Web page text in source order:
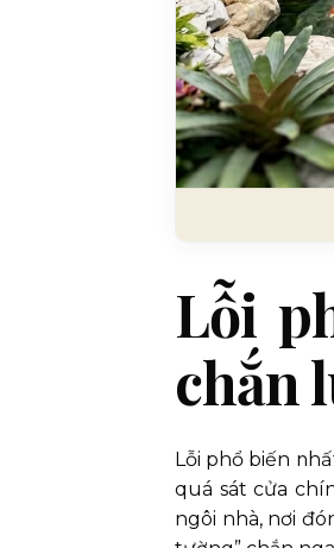
Lỗi
chắn
Lỗi phổ biến
quá sát cửa
ngôi nhà, nơi